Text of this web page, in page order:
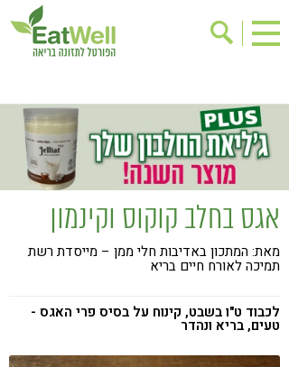
בישול בריא
אינדקס עסקים
ריפוי ומניעת מחלות
בריאות האישה
תוספי תזונה
מתכוני בריאות
אירועים
שינוי תזונתי
גישות בתזונה
דיאטה
ניקוי רעלים
מזונות על
ילדים
הפרעות קשב & ריכוז
אכילה רגשית
אגס בחלב קוקוס וקינמון
מאת: המתכון באדיבות חלי ממן – מייסדת רשת
תמיכה לאורח חיים בריא
לכבוד ט"ו בשבט, קינוח על בסיס פרי האגס -
טעים, בריא ונהדר